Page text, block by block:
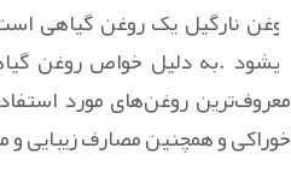
روغن نارگیل یک روغن گیاهی
میشود .به دلیل خواص روغن
معروف‌ترین روغن‌های مورد
خوراکی و همچنین مصارف زیبایی